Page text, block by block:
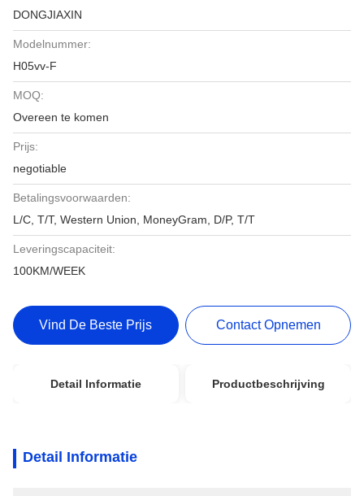
DONGJIAXIN
Modelnummer:
H05vv-F
MOQ:
Overeen te komen
Prijs:
negotiable
Betalingsvoorwaarden:
L/C, T/T, Western Union, MoneyGram, D/P, T/T
Leveringscapaciteit:
100KM/WEEK
Vind De Beste Prijs Contact Opnemen
Detail Informatie Productbeschrijving
Detail Informatie